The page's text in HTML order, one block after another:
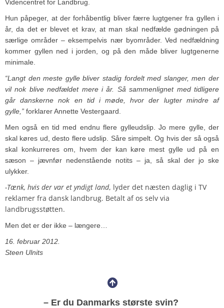
Videncentret for Landbrug.
Hun påpeger, at der forhåbentlig bliver færre lugtgener fra gyllen i
år, da det er blevet et krav, at man skal nedfælde gødningen på
særlige områder – eksempelvis nær byområder. Ved nedfældning
kommer gyllen ned i jorden, og på den måde bliver lugtgenerne
minimale.
“Langt den meste gylle bliver stadig fordelt med slanger, men der
vil nok blive nedfældet mere i år. Så sammenlignet med tidligere
går danskerne nok en tid i møde, hvor der lugter mindre af
gylle,” forklarer Annette Vestergaard.
Men også en tid med endnu flere gylleudslip. Jo mere gylle, der
skal køres ud, desto flere udslip. Såre simpelt. Og hvis der så også
skal konkurreres om, hvem der kan køre mest gylle ud på en
sæson – jævnfør nedenstående notits – ja, så skal der jo ske
ulykker.
-Tænk, hvis der var et yndigt land, lyder det næsten daglig i TV
reklamer fra dansk landbrug. Betalt af os selv via
landbrugsstøtten.
Men det er der ikke – længere…
16. februar 2012.
Steen Ulnits
– Er du Danmarks største svin?